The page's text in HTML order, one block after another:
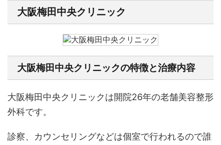
大阪梅田中央クリニック
大阪梅田中央クリニックの特徴と治療内容
大阪梅田中央クリニックは開院26年の老舗美容整形
外科です。
診察、カウンセリングなどは個室で行われるので誰